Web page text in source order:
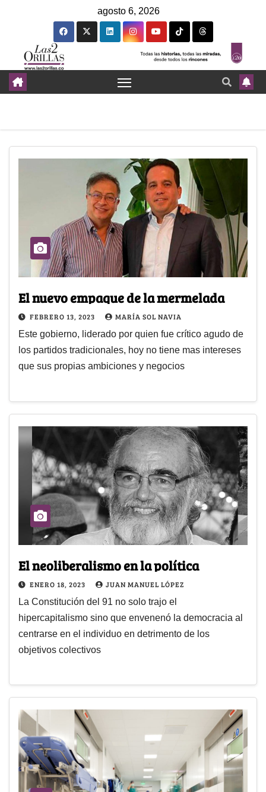
agosto 6, 2026
El nuevo empaque de la mermelada
FEBRERO 13, 2023 MARÍA SOL NAVIA
Este gobierno, liderado por quien fue crítico agudo de
los partidos tradicionales, hoy no tiene mas intereses
que sus propias ambiciones y negocios
El neoliberalismo en la política
ENERO 18, 2023 JUAN MANUEL LÓPEZ
La Constitución del 91 no solo trajo el
hipercapitalismo sino que envenenó la democracia al
centrarse en el individuo en detrimento de los
objetivos colectivos